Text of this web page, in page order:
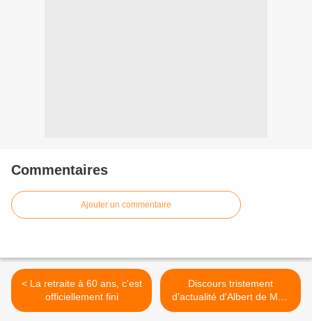
Commentaires
Ajouter un commentaire
< La retraite à 60 ans, c'est
officiellement fini
Discours tristement
d'actualité d'Albert de Mun
>